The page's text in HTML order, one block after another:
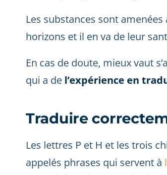
Les substances sont
horizons et il en va de leur
En cas de doute, mieux vaut
qui a de l’expérience en
Traduire
Les lettres P et H et les trois
appelés phrases qui servent à